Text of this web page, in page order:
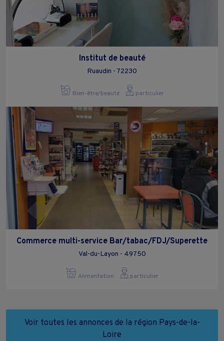
Institut de beauté
Ruaudin - 72230
Bien-être/beauté particulier
Commerce multi-service Bar/tabac/FDJ/Superette
Val-du-Layon - 49750
Alimentation particulier
Voir toutes les annonces de la région Pays-de-la-
Loire